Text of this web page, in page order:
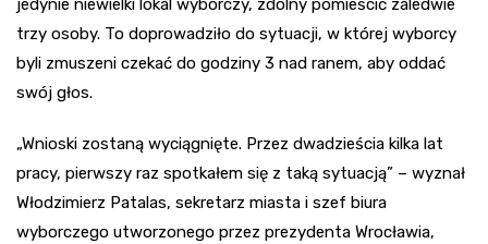
jedynie niewielki lokal wyborczy, zdolny pomieścić zaledwie
trzy osoby. To doprowadziło do sytuacji, w której wyborcy
byli zmuszeni czekać do godziny 3 nad ranem, aby oddać
swój głos.
„Wnioski zostaną wyciągnięte. Przez dwadzieścia kilka lat
pracy, pierwszy raz spotkałem się z taką sytuacją” – wyznał
Włodzimierz Patalas, sekretarz miasta i szef biura
wyborczego utworzonego przez prezydenta Wrocławia,